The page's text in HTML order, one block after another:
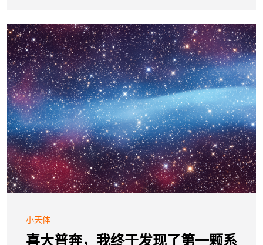
小天体
喜大普奔，我终于发现了第一颗系